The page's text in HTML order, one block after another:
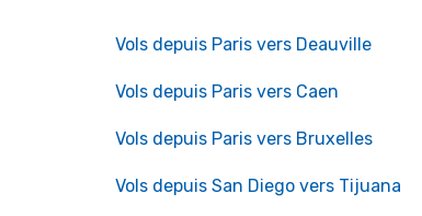
Vols depuis Paris vers Deauville
Vols depuis Paris vers Caen
Vols depuis Paris vers Bruxelles
Vols depuis San Diego vers Tijuana